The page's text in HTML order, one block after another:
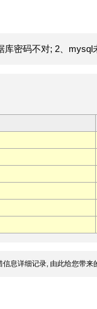
密码不对; 2、mysql
息详细记录, 由此给您带来